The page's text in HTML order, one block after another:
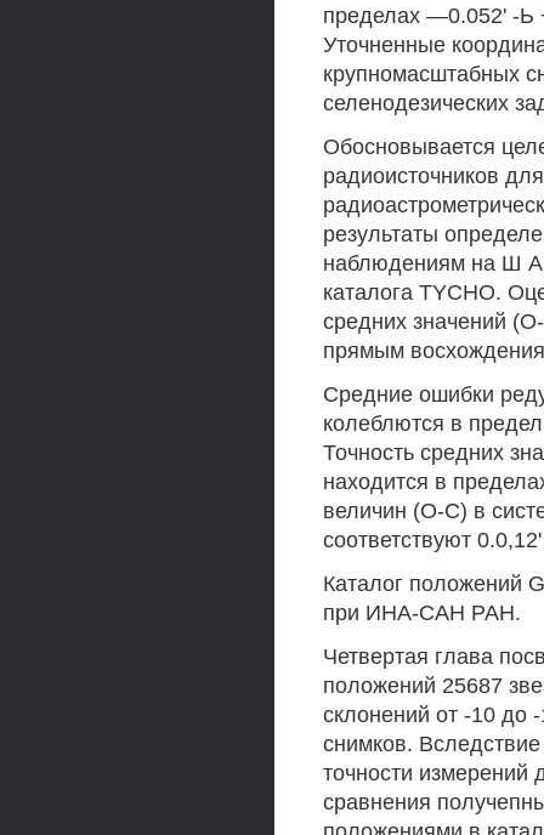
пределах —0.052' -Ь
Уточненные
крупномасштабных
селенодезических
Обосновывается
радиоисточников
результаты
наблюдениям на Ш А
каталога TYCHO.
средних значений
прямым
Средние ошибки
колеблются в
Точность средних
находится в
величин (О-С) в
соответствуют
Каталог положений
при ИНА-САН РАН.
Четвертая глава
положений 25687
склонений от -10 до
снимков.
точности измерений
сравнения